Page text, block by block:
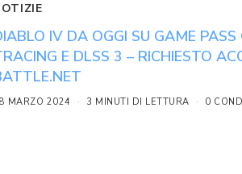
IV DA OGGI SU GAME PASS
E DLSS 3 – RICHIESTO
MARZO 2024 3 MINUTI DI LETTURA 0